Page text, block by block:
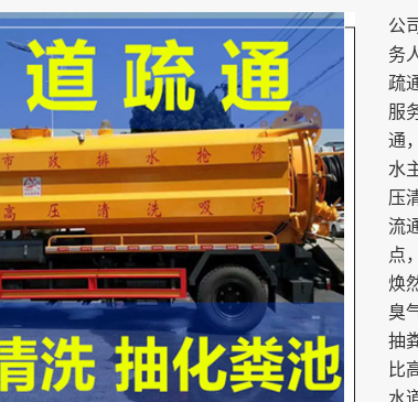
公
务
疏
服
通
水
压
流
点
焕
臭
抽
比
水